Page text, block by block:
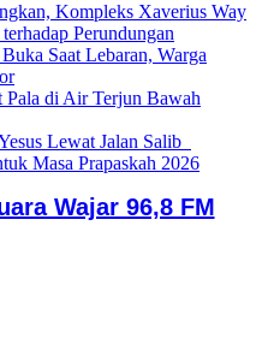
Kompleks Xaverius Way
Perundungan
Saat Lebaran, Warga
di Air Terjun Bawah
Lewat Jalan Salib
Masa Prapaskah 2026
Wajar 96,8 FM